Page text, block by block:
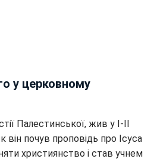
у церковному
Палестинської, жив у I-II
він почув проповідь про Ісуса
християнство і став учнем